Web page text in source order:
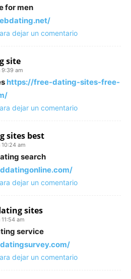
for men
dejar un comentario
site
am
https://free-dating-sites-free-
dejar un comentario
sites best
am
search
dejar un comentario
sites
am
service
dejar un comentario